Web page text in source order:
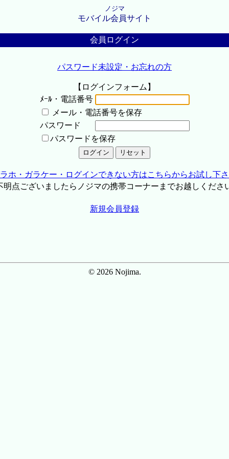
ノジマ
モバイル会員サイト
会員ログイン
パスワード未設定・お忘れの方
【ログインフォーム】
ﾒｰﾙ・電話番号
メール・電話番号を保存
パスワード
パスワードを保存
ホ・ガラケー・ログインできない方はこちらからお試し下
点ございましたらノジマの携帯コーナーまでお越しくださ
新規会員登録
© 2026 Nojima.